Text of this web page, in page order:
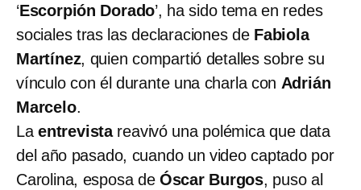
‘Escorpión Dorado’, ha sido tema en redes
sociales tras las declaraciones de Fabiola
Martínez, quien compartió detalles sobre su
vínculo con él durante una charla con Adrián
Marcelo.
La entrevistareavivó una polémica que data
del año pasado, cuando un video captado por
Carolina, esposa de Óscar Burgos, puso al